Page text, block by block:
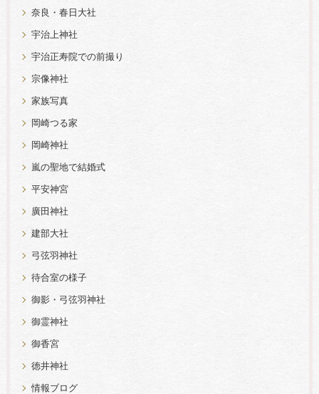
奈良・春日大社
宇治上神社
宇治正寿院での前撮り
宗像神社
家族写真
岡崎つる家
岡崎神社
嵐の聖地で結婚式
平安神宮
廣田神社
建部大社
弓弦羽神社
待合室の様子
御影・弓弦羽神社
御霊神社
御香宮
徳井神社
情報ブログ